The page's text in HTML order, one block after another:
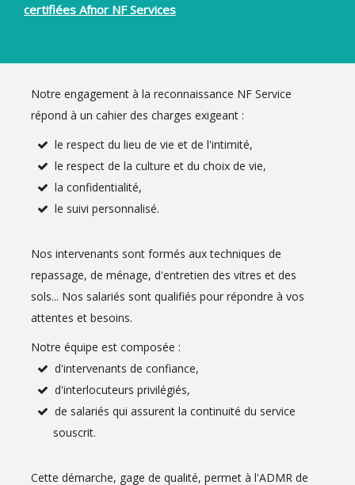
certifiées Afnor NF Services
Notre engagement à la reconnaissance NF Service
répond à un cahier des charges exigeant :
le respect du lieu de vie et de l'intimité,
le respect de la culture et du choix de vie,
la confidentialité,
le suivi personnalisé.
Nos intervenants sont formés aux techniques de
repassage, de ménage, d'entretien des vitres et des
sols... Nos salariés sont qualifiés pour répondre à vos
attentes et besoins.
Notre équipe est composée :
d'intervenants de confiance,
d'interlocuteurs privilégiés,
de salariés qui assurent la continuité du service
souscrit.
Cette démarche, gage de qualité, permet à l'ADMR de